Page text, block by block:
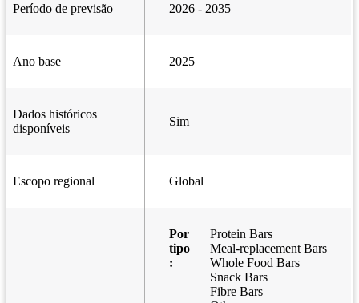
Período de previsão 2026 - 2035
Ano base 2025
Dados históricos
disponíveis
Sim
Escopo regional Global
Por
tipo
:
Protein Bars
Meal-replacement Bars
Whole Food Bars
Snack Bars
Fibre Bars